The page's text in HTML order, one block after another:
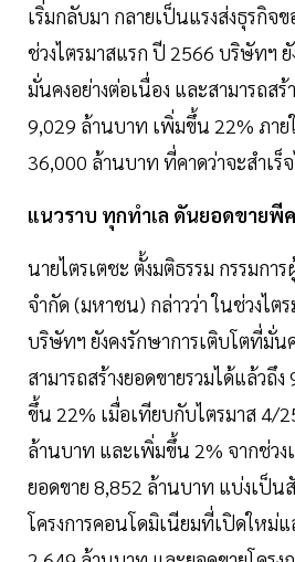
เริ่มกลับมา กลายเป็นแรงส่งธุรกิจ
ช่วงไตรมาสแรก ปี 2566 บริษัทฯ
มั่นคงอย่างต่อเนื่อง และสามารถสร้
9,029 ล้านบาท เพิ่มขึ้น 22% ภาย
36,000 ล้านบาท ที่คาดว่าจะสำเร็
แนวราบ ทุกทำเล ดันยอดขายพีค
นายไตรเตชะ ตั้งมติธรรม กรรมกา
จำกัด (มหาชน) กล่าวว่า ในช่วงไ
บริษัทฯ ยังคงรักษาการเติบโตที่มั่น
สามารถสร้างยอดขายรวมได้แล้วถึ
ขึ้น 22% เมื่อเทียบกับไตรมาส 4/
ล้านบาท และเพิ่มขึ้น 2% จากช่วง
ยอดขาย 8,852 ล้านบาท แบ่งเป็น
โครงการคอนโดมิเนียมที่เปิดใหม่